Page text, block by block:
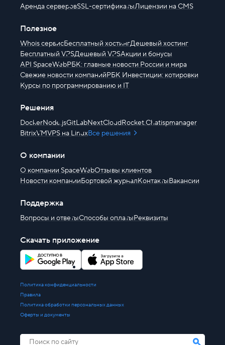
Аренда серверовSSL-сертификатыЛицензии на CMS
Полезное
Whois сервисБесплатный хостингДешевый хостинг
Бесплатный VPSДешевый VPSАкции и бонусы
API SpaceWebРБК: главные новости России и мира
Свежие новости компанийРБК Инвестиции: котировки
Курсы по программированию и IT
Решения
DockerNode.jsGitLabNextCloudRocket.Chatispmanager
BitrixVMVPS на LinuxВсе решения
О компании
О компании SpaceWebОтзывы клиентов
Новости компанииБортовой журналКонтактыВакансии
Поддержка
Вопросы и ответыСпособы оплатыРеквизиты
Скачать приложение
Политика конфиденциальности
Правила
Политика обработки персональных данных
Оферты и документы